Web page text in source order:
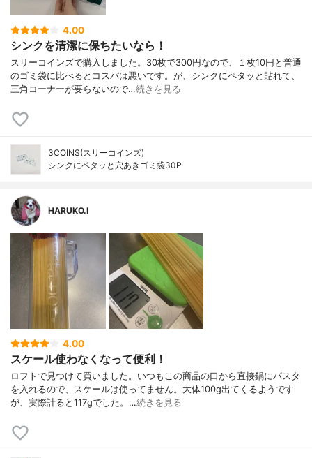
4.00
シンクを清潔に保ちたいなら！
スリーコインズで購入しました。30枚で300円なので、１枚10円と普通
のゴミ袋に比べるとコスパは悪いです。が、シンクにペタッと貼れて、
三角コーナーが要らないので…続きを見る
3COINS(スリーコインズ)
シンクにペタッと穴あきゴミ袋30P
HARUKO.I
4.00
スケール使わなくなって便利！
ロフトで見つけて買いました。いつもこの商品の口から直接鍋にパスタ
を入れるので、スケールは使ってません。大体100g出てくるようです
が、実際計ると117gでした。…続きを見る